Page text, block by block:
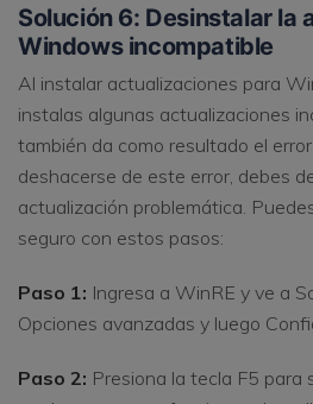
Solución 6: Desinstalar la
Windows incompatible
Al instalar actualizaciones para
instalas algunas actualizaciones
también da como resultado el
deshacerse de este error, debes
actualización problemática.
seguro con estos pasos:
Paso 1: Ingresa a WinRE y ve a
Opciones avanzadas y luego
Paso 2: Presiona la tecla F5 para